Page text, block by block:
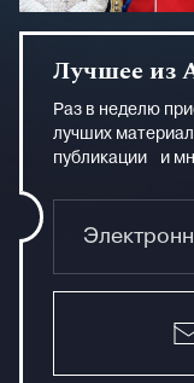
Лучшее из
Раз в неделю
лучших
публикации и